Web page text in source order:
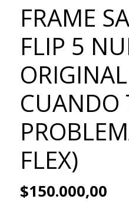
FRAME
FLIP 5
CUANDO
FLEX)
$150.000,00